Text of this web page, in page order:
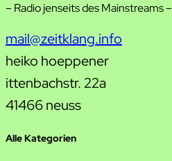
– Radio jenseits des Mainstreams –
mail@zeitklang.info
heiko hoeppener
ittenbachstr. 22a
41466 neuss
Alle Kategorien